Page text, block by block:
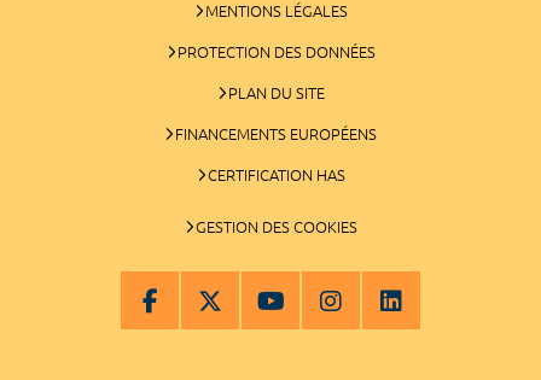
MENTIONS LÉGALES
PROTECTION DES DONNÉES
PLAN DU SITE
FINANCEMENTS EUROPÉENS
CERTIFICATION HAS
GESTION DES COOKIES